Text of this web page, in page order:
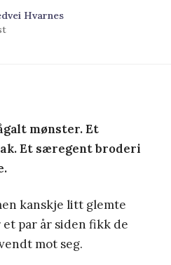
Hvarnes
mønster. Et
Et særegent broderi
kanskje litt glemte
par år siden fikk de
mot seg.